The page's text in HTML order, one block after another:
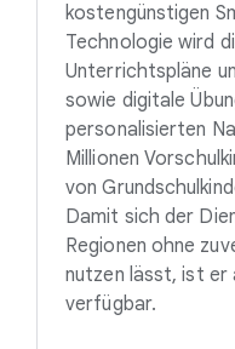
kostengünstigen
Technologie wird
Unterrichtspläne
sowie digitale
personalisierten
Millionen
von
Damit sich der
Regionen ohne
nutzen lässt, ist er
verfügbar.